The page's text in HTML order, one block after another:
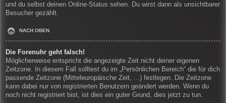
und du selbst deinen Online-Status sehen. Du wirst dann als unsichtbarer
Besucher gezählt.
NACH OBEN
Die Forenuhr geht falsch!
Möglicherweise entspricht die angezeigte Zeit nicht deiner eigenen
Zeitzone. In diesem Fall solltest du im „Persönlichen Bereich“ die für dich
passende Zeitzone (Mitteleuropäische Zeit, ...) festlegen. Die Zeitzone
kann dabei nur von registrierten Benutzern geändert werden. Wenn du
noch nicht registriert bist, ist dies ein guter Grund, dies jetzt zu tun.